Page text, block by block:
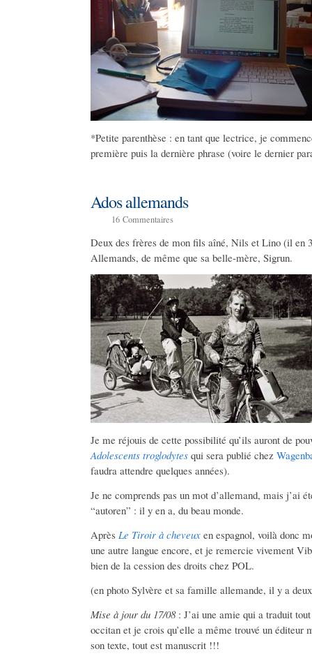
*Petite parenthèse : en tant que lectrice, je
première puis la dernière phrase (voire le dernier
Ados allemands
16 Commentaires
Deux des frères de mon fils aîné, Nils et Lino (il en
Allemands, de même que sa belle-mère, Sigrun.
Je me réjouis de cette possibilité qu’ils auront de
Adolescents troglodytes qui sera publié chez
faudra attendre quelques années).
Je ne comprends pas un mot d’allemand, mais j’ai
“autoren” : il y en a, du beau monde.
Après Le Tiroir à cheveux en espagnol, voilà donc
une autre langue encore, et je remercie vivement
bien de la cession des droits chez POL.
(en photo Sylvère et sa famille allemande, il y a
Mise à jour du 17/08: J’ai une amie qui a traduit
occitan et je crois qu’elle a même trouvé un éditeur
son texte, tout est manuscrit !!!